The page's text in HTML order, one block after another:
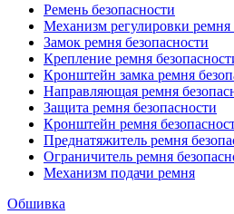
Ремень безопасности
Механизм регулировки ремня
Замок ремня безопасности
Крепление ремня
Кронштейн замка ремня
Направляющая ремня
Защита ремня безопасности
Кронштейн ремня
Преднатяжитель ремня
Ограничитель ремня
Механизм подачи ремня
Обшивка